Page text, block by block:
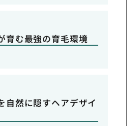
育む最強の育毛環境
自然に隠すヘアデザイ